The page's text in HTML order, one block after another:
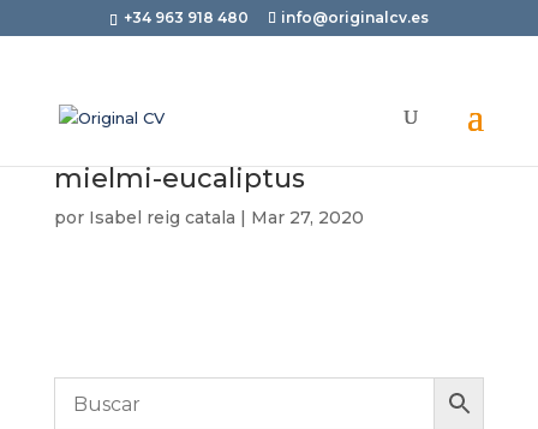
+34 963 918 480 info@originalcv.es
mielmi-eucaliptus
por Isabel reig catala | Mar 27, 2020